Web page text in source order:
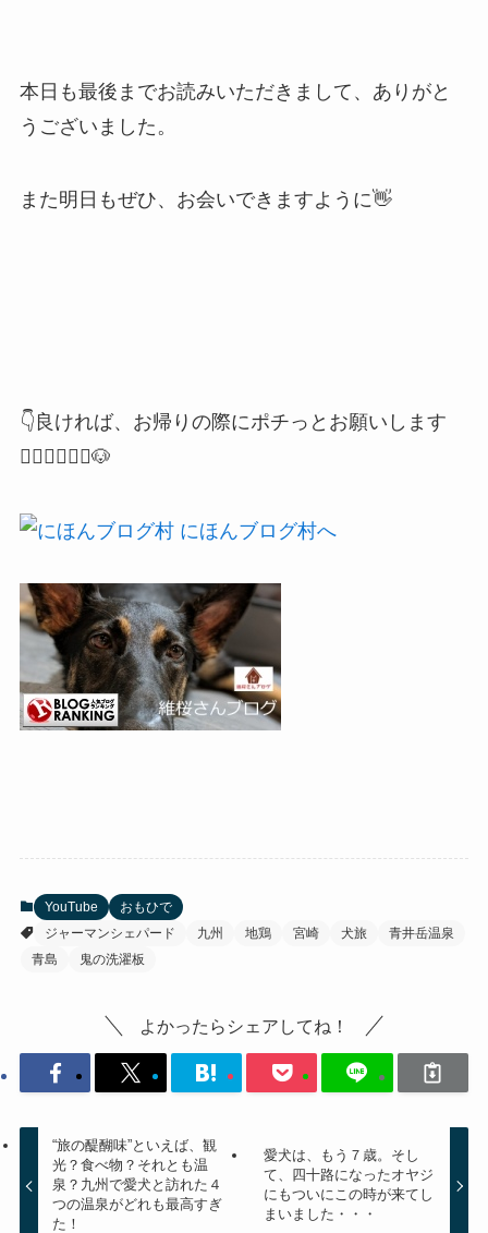
本日も最後までお読みいただきまして、ありがと
うございました。
また明日もぜひ、お会いできますように👋
👇良ければ、お帰りの際にポチっとお願いします
🙇🏻‍♂️🙇🏻‍♀️🐶
YouTube
おもひで
ジャーマンシェパード
九州 地鶏 宮崎 犬旅
青井岳温泉
青島
鬼の洗濯板
よかったらシェアしてね！
“旅の醍醐味”といえば、観
光？食べ物？それとも温
泉？九州で愛犬と訪れた４
つの温泉がどれも最高すぎ
た！
愛犬は、もう７歳。そし
て、四十路になったオヤジ
にもついにこの時が来てし
まいました・・・